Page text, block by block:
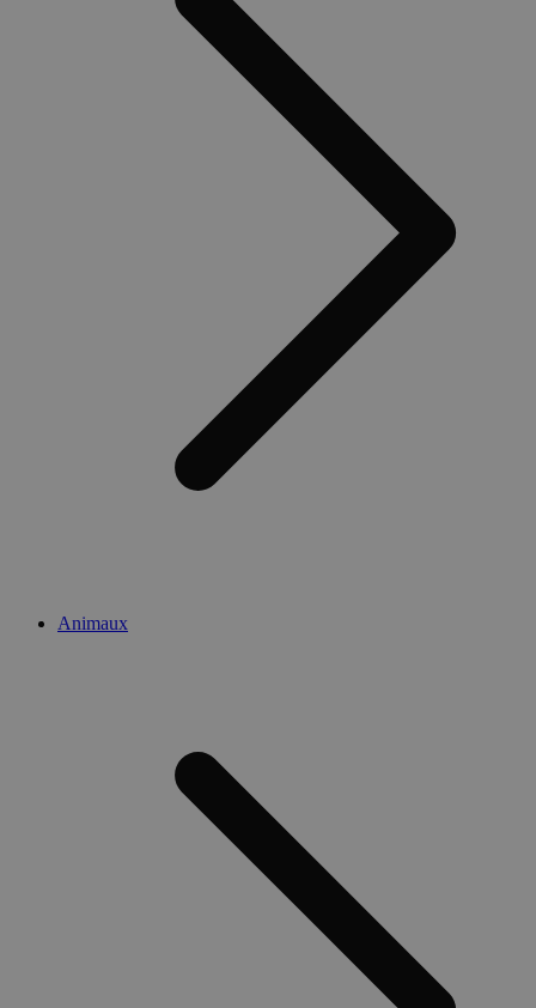
Animaux